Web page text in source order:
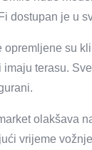
dostupan je u
opremljene su
imaju terasu.
olakšava
vrijeme